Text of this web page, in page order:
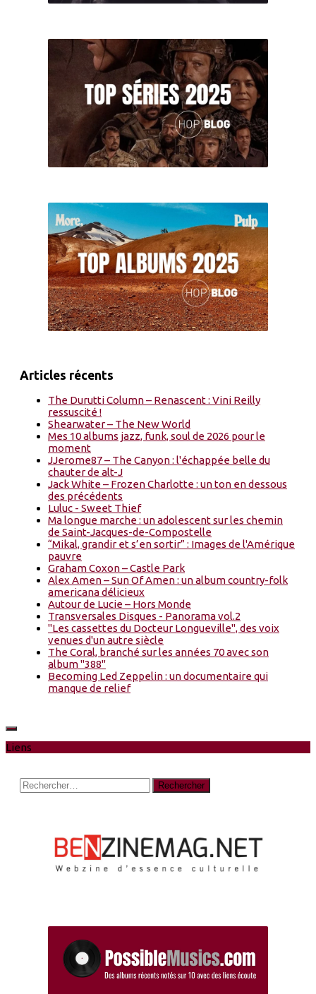
Articles récents
The Durutti Column – Renascent : Vini Reilly
ressuscité !
Shearwater – The New World
Mes 10 albums jazz, funk, soul de 2026 pour le
moment
JJerome87 – The Canyon : l'échappée belle du
chauter de alt-J
Jack White – Frozen Charlotte : un ton en dessous
des précédents
Luluc - Sweet Thief
Ma longue marche : un adolescent sur les chemin
de Saint-Jacques-de-Compostelle
“Mikal, grandir et s’en sortir” : Images de l'Amérique
pauvre
Graham Coxon – Castle Park
Alex Amen – Sun Of Amen : un album country-folk
americana délicieux
Autour de Lucie – Hors Monde
Transversales Disques - Panorama vol.2
"Les cassettes du Docteur Longueville", des voix
venues d'un autre siècle
The Coral, branché sur les années 70 avec son
album "388"
Becoming Led Zeppelin : un documentaire qui
manque de relief
Liens
Rechercher :